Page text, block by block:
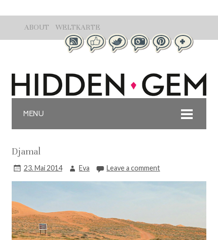
ABOUT WELTKARTE
MENU
Djamal
23. Mai 2014 Eva Leave a comment